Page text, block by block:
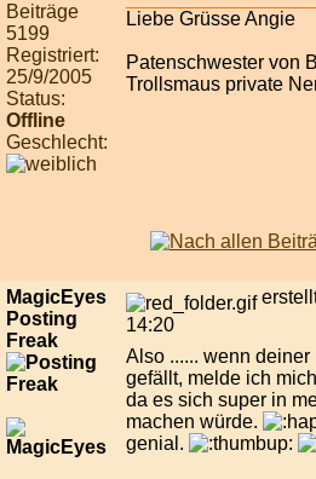
Beiträge
5199
Registriert:
25/9/2005
Status:
Offline
Geschlecht:
Liebe Grüsse Angie
Patenschwester von
Trollsmaus private
MagicEyes
Posting
Freak
14:20
Also ...... wenn
gefällt, melde ich
da es sich super in
machen würde.
genial.